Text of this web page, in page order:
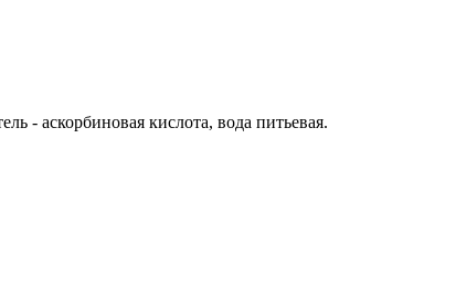
- аскорбиновая кислота, вода питьевая.